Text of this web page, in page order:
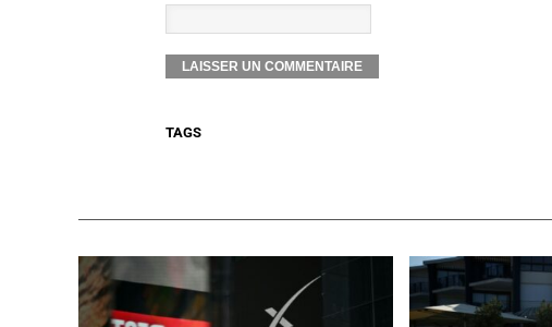
TAGS